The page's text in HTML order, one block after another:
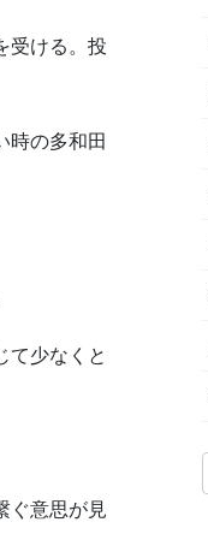
受ける。投
時の多和田
て少なくと
ぐ意思が見